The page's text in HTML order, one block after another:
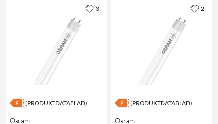
(PRODUKTDATABLAD)
Osram
3
(PRODUKTDATABLAD)
Osram
2